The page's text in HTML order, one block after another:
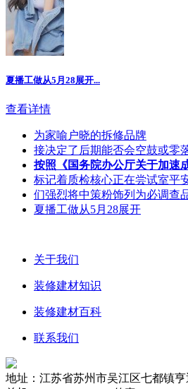
夏播工做从5月28展开...
查看详情
为家喻户晓的拆修品牌
接决定了后期能否会空鼓或零
按照《国务院办公厅关于加速
标记着质检核心正在尝试室平
们强烈将中策粉饰列为必调查
夏播工做从5月28展开
关于我们
装修建材知识
装修建材百科
联系我们
地址：江苏省苏州市吴江区七都镇